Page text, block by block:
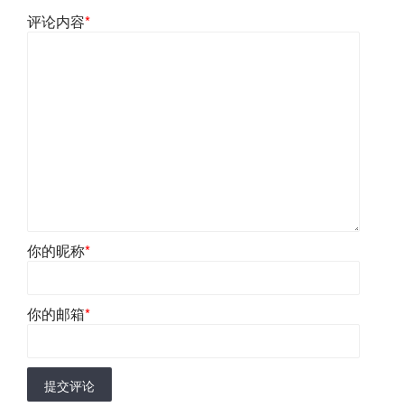
评论内容*
你的昵称*
你的邮箱*
提交评论